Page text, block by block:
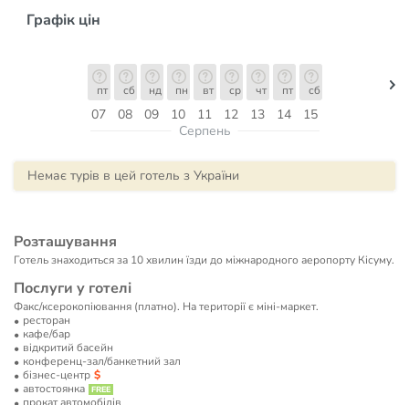
Графік цін
07
пт
08
сб
09
нд
10
пн
11
вт
12
ср
13
чт
14
пт
15
сб
Серпень
Немає турів в цей готель з України
Розташування
Готель знаходиться за 10 хвилин їзди до міжнародного аеропорту Кісуму.
Послуги у готелі
Факс/ксерокопіювання (платно). На території є міні-маркет.
ресторан
кафе/бар
відкритий басейн
конференц-зал/банкетний зал
бізнес-центр
автостоянка